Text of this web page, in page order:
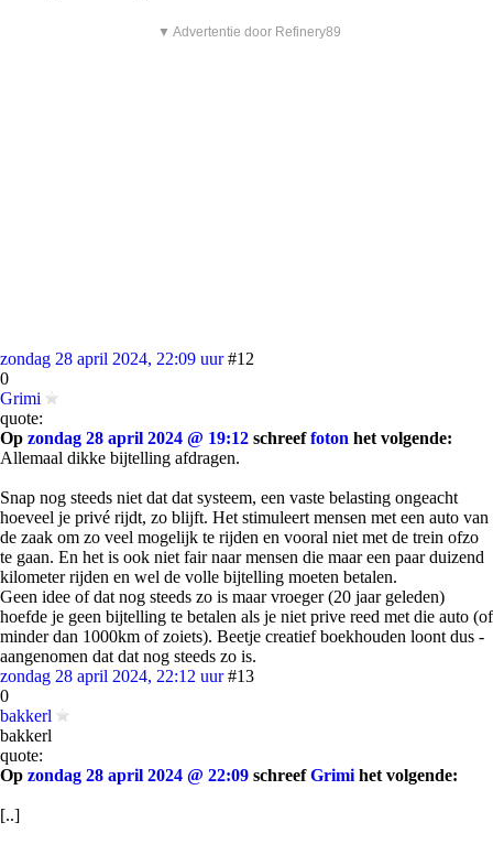
▼ Advertentie door Refinery89
zondag 28 april 2024, 22:09 uur #12
0
Grimi
quote:
Op zondag 28 april 2024 @ 19:12 schreeffoton het volgende:
Allemaal dikke bijtelling afdragen.
Snap nog steeds niet dat dat systeem, een vaste belasting ongeacht
hoeveel je privé rijdt, zo blijft. Het stimuleert mensen met een auto van
de zaak om zo veel mogelijk te rijden en vooral niet met de trein ofzo
te gaan. En het is ook niet fair naar mensen die maar een paar duizend
kilometer rijden en wel de volle bijtelling moeten betalen.
Geen idee of dat nog steeds zo is maar vroeger (20 jaar geleden)
hoefde je geen bijtelling te betalen als je niet prive reed met die auto (of
minder dan 1000km of zoiets). Beetje creatief boekhouden loont dus -
aangenomen dat dat nog steeds zo is.
zondag 28 april 2024, 22:12 uur #13
0
bakkerl
bakkerl
quote:
Op zondag 28 april 2024 @ 22:09 schreefGrimi het volgende:
[..]